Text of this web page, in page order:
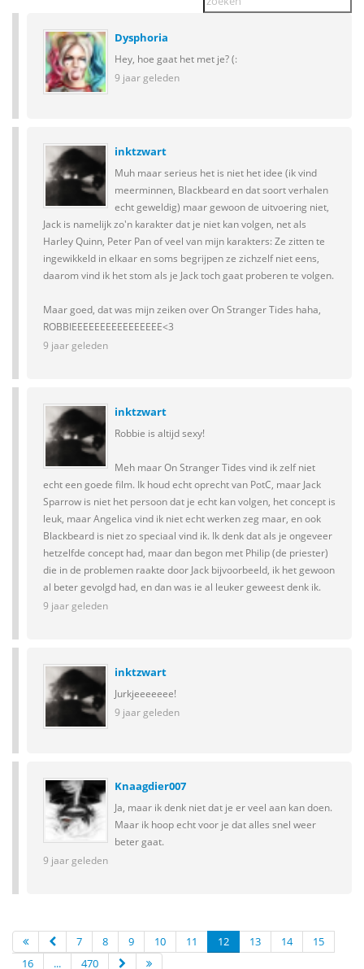
Dysphoria
Hey, hoe gaat het met je? (:
9 jaar geleden
inktzwart
Muh maar serieus het is niet het idee (ik vind
meerminnen, Blackbeard en dat soort verhalen
echt geweldig) maar gewoon de uitvoering niet,
Jack is namelijk zo'n karakter dat je niet kan volgen, net als
Harley Quinn, Peter Pan of veel van mijn karakters: Ze zitten te
ingewikkeld in elkaar en soms begrijpen ze zichzelf niet eens,
daarom vind ik het stom als je Jack toch gaat proberen te volgen.
Maar goed, dat was mijn zeiken over On Stranger Tides haha,
ROBBIEEEEEEEEEEEEEEEE<3
9 jaar geleden
inktzwart
Robbie is altijd sexy!
Meh maar On Stranger Tides vind ik zelf niet
echt een goede film. Ik houd echt oprecht van PotC, maar Jack
Sparrow is niet het persoon dat je echt kan volgen, het concept is
leuk, maar Angelica vind ik niet echt werken zeg maar, en ook
Blackbeard is niet zo speciaal vind ik. Ik denk dat als je ongeveer
hetzelfde concept had, maar dan begon met Philip (de priester)
die in de problemen raakte door Jack bijvoorbeeld, ik het gewoon
al beter gevolgd had, en dan was ie al leuker geweest denk ik.
9 jaar geleden
inktzwart
Jurkjeeeeeee!
9 jaar geleden
Knaagdier007
Ja, maar ik denk niet dat je er veel aan kan doen.
Maar ik hoop echt voor je dat alles snel weer
beter gaat.
9 jaar geleden
7 8 9 10 11 12 13 14
15
16
... 470